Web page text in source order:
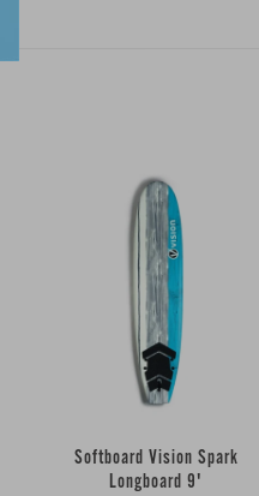
Softboard Vision Spark
Longboard 9'